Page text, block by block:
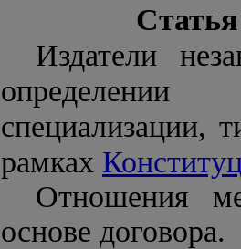
Издатели
определении
специализации,
рамках
Отношения
основе договора.